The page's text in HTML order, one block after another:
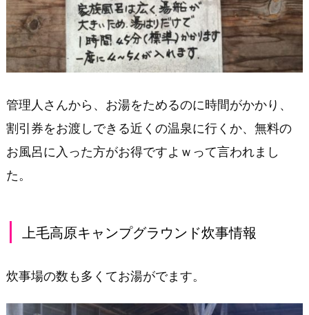
管理人さんから、お湯をためるのに時間がかかり、
割引券をお渡しできる近くの温泉に行くか、無料の
お風呂に入った方がお得ですよｗって言われまし
た。
上毛高原キャンプグラウンド炊事情報
炊事場の数も多くてお湯がでます。